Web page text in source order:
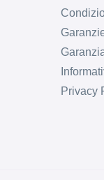
Privacy